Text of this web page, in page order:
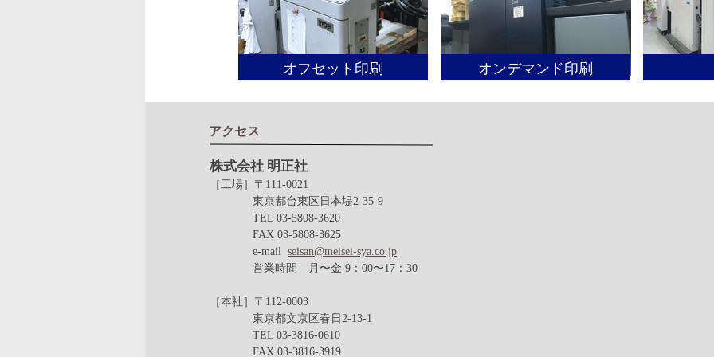
株式会社 明正社
［工場］〒111-0021
東京都台東区日本堤2-35-9
TEL 03-5808-3620
FAX 03-5808-3625
e-mail seisan@meisei-sya.co.jp
営業時間 月〜金 9：00〜17：30
［本社］〒112-0003
東京都文京区春日2-13-1
TEL 03-3816-0610
FAX 03-3816-3919
アクセス
オンデマンド印刷
オフセット印刷